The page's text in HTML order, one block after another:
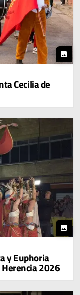
photo
Cecilia de
photo
y Euphoria
Herencia 2026